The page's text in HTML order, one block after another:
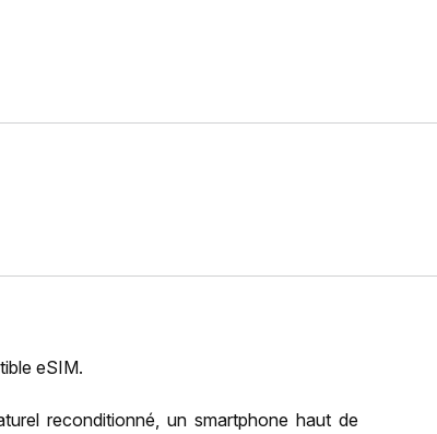
eSIM.
reconditionné, un smartphone haut de